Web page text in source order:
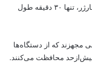
شارژ دستگاه‌هایی همانند آیفون با این شارژر، تنها ۳۰ دقیقه طول
مجهزند که از دستگاه‌ها
بیش‌از‌حد محافظت می‌کنند.